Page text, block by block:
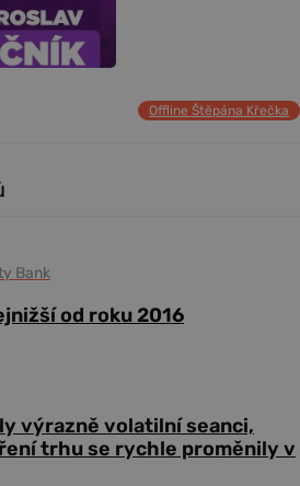
Offline Štěpána Křečka
Bank
od roku 2016
výrazně volatilní seanci,
trhu se rychle proměnily v